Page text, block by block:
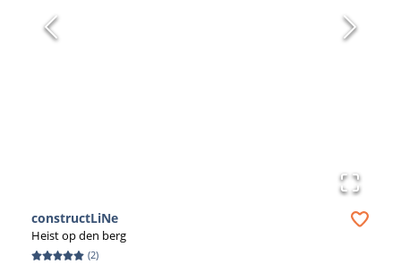
constructLiNe
Heist op den berg
(2)